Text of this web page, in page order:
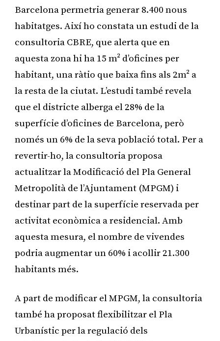
Barcelona permetria generar 8.400 nous
habitatges. Així ho constata un estudi de la
consultoria CBRE, que alerta que en
aquesta zona hi ha 15 m² d’oficines per
habitant, una ràtio que baixa fins als 2m² a
la resta de la ciutat. L’estudi també revela
que el districte alberga el 28% de la
superfície d’oficines de Barcelona, però
només un 6% de la seva població total. Per a
revertir-ho, la consultoria proposa
actualitzar la Modificació del Pla General
Metropolità de l’Ajuntament (MPGM) i
destinar part de la superfície reservada per
activitat econòmica a residencial. Amb
aquesta mesura, el nombre de vivendes
podria augmentar un 60% i acollir 21.300
habitants més.
A part de modificar el MPGM, la consultoria
també ha proposat flexibilitzar el Pla
Urbanístic per la regulació dels